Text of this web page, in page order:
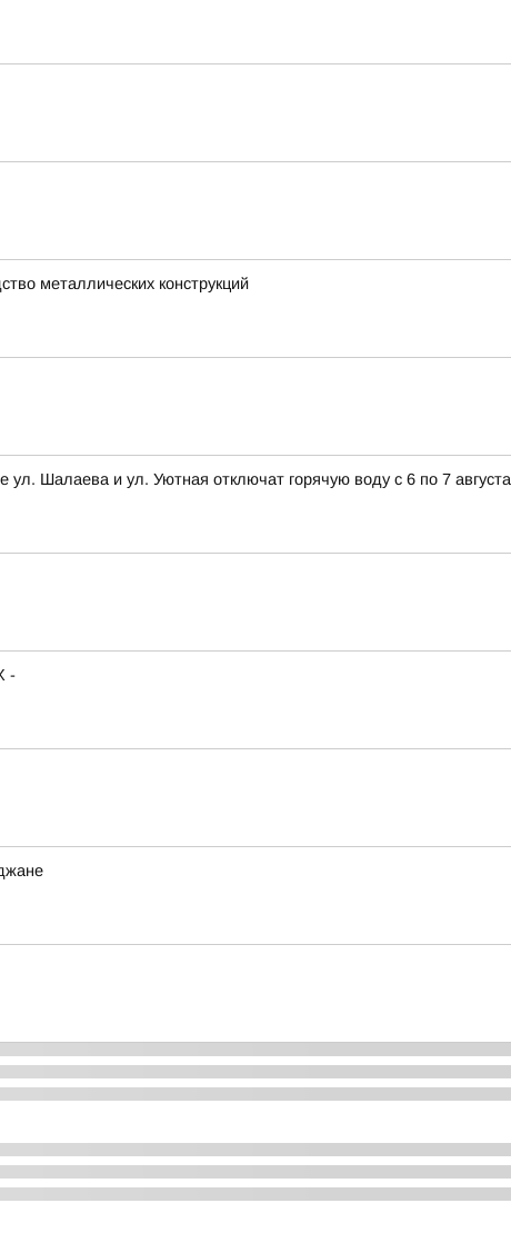
металлических конструкций
Шалаева и ул. Уютная отключат горячую воду с 6 по 7 августа
-